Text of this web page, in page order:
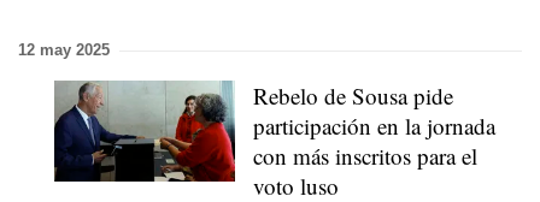
12 may 2025
Rebelo de Sousa pide
participación en la jornada
con más inscritos para el
voto luso